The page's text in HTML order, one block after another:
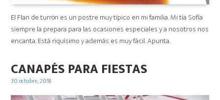
El Flan de turrón es un postre muy típico en mi familia. Mi tía Sofía
siempre la prepara para las ocasiones especiales y a nosotros nos
encanta. Está riquísimo y además es muy fácil. Apunta.
CANAPÉS PARA FIESTAS
Posted
30 octubre, 2018